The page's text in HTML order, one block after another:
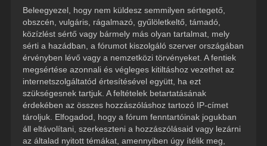
Beleegyezel, hogy nem küldesz semmilyen sértegető,
obszcén, vulgáris, rágalmazó, gyűlöletkeltő, támadó,
közízlést sértő vagy bármely más olyan tartalmat, mely
sérti a hazádban, a fórumot kiszolgáló szerver országában
érvényben lévő vagy a nemzetközi törvényeket. A fentiek
megsértése azonnali és végleges kitiltáshoz vezethet az
internetszolgáltatód értesítésével együtt, ha ezt
szükségesnek tartjuk. A feltételek betartatásának
érdekében az összes hozzászóláshoz tartozó IP-címet
tároljuk. Elfogadod, hogy a fórum fenntartóinak jogukban
áll eltávolítani, szerkeszteni a hozzászólásaid vagy lezárni
az általad nyitott témákat, amennyiben úgy ítélik meg,